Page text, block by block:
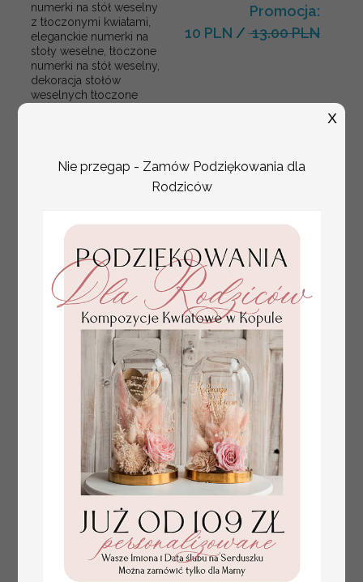
numerki na stół weselny
z tłoczonymi kwiatami,
eleganckie numerki na
stoły weselne, tłoczone
numerki na stół weselny,
dekoracja stołów
weselnych tłoczone
Promocja:
10 PLN / 13.00 PLN
plan stołów
weselnych
usadzenie gości na
weselu, tablica
informacyjna dla
plan stołów na
weselu ze zdjęciem
Pary Młodej, plan
usadzenia gości
weselnych
Promocja:
100 PLN/125.00 PLN
Nie przegap - Zamów Podziękowania dla
Rodziców
X